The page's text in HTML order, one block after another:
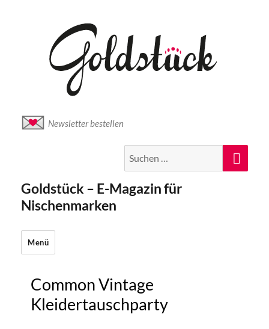
Newsletter bestellen
nach:
Goldstück – E-Magazin für
Nischenmarken
Menü
Common Vintage
Kleidertauschparty